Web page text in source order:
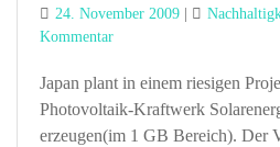
Posted
on
24. November 2009 Categories
Kommentarzu
aus
dem
All
Japan plant in einem riesigen
Photovoltaik-Kraftwerk
erzeugen(im 1 GB Bereich). Der